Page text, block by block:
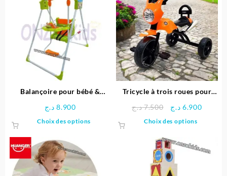
Balançoire pour bébé &
8.900 د.ج
Choix des options
Les
Tricycle à trois roues pour
7.500 د.ج
Le
était :
7.500 د.ج.
6.900 د.ج
Le
Choix des options